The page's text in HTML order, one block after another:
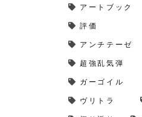
アートブック
評価
アンチテーゼ
超強乱気弾
ガーゴイル
ヴリトラ